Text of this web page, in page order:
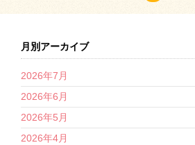
月別アーカイブ
2026年7月
2026年6月
2026年5月
2026年4月